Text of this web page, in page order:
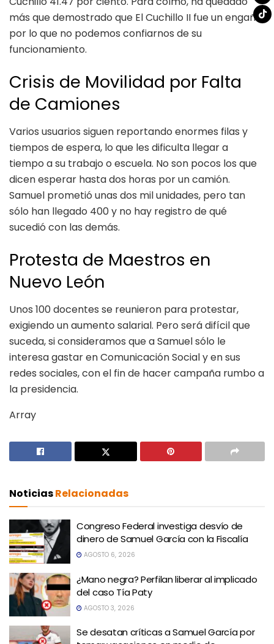
más que demostrado que El Cuchillo II fue un engaño,
por lo que no podemos confiarnos de su
funcionamiento.
Crisis de Movilidad por Falta
de Camiones
Varios usuarios siguen reportando enormes filas y
tiempos de espera, lo que les dificulta llegar a
tiempo a su trabajo o escuela. No son pocos los que
dicen esperar hasta dos horas por un camión.
Samuel prometió unas dos mil unidades, pero tan
sólo han llegado 400 y no hay registro de qué
sucedió con las demás.
Protesta de Maestros en
Nuevo León
Unos 100 docentes se reunieron para protestar,
exigiendo un aumento salarial. Pero será difícil que
suceda, si consideramos que a Samuel sólo le
interesa gastar en Comunicación Social y en sus
redes sociales, con el fin de hacer campaña rumbo a
la presidencia.
Array
NoticiasRelacionadas
Congreso Federal investiga desvío de
dinero de Samuel García con la Fiscalía
AGOSTO 6, 2026
¿Mano negra? Perfilan liberar al implicado
del caso Tía Paty
AGOSTO 3, 2026
Se desatan críticas a Samuel García por